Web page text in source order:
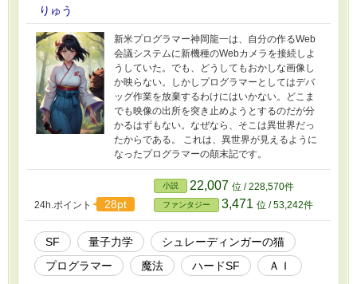
りゅう
新米プログラマー神岡龍一は、自分の作るWeb
会議システムに新機種のWebカメラを接続しよ
うしていた。でも、どうしてもおかしな画像し
か映らない。しかしプログラマーとしてはデバ
ッグ作業を放棄するわけにはいかない。どこま
でも映像の出所を突き止めようとするのだが分
かるはずもない。なぜなら、そこは異世界だっ
たからである。 これは、異世界が見えるように
なったプログラマーの顛末記です。
24h.ポイント 28pt
小説 22,007 位 / 228,570件
ファンタジー 3,471 位 / 53,242件
SF 量子力学
シュレーディンガーの猫
プログラマー
魔法 ハードSF ＡＩ